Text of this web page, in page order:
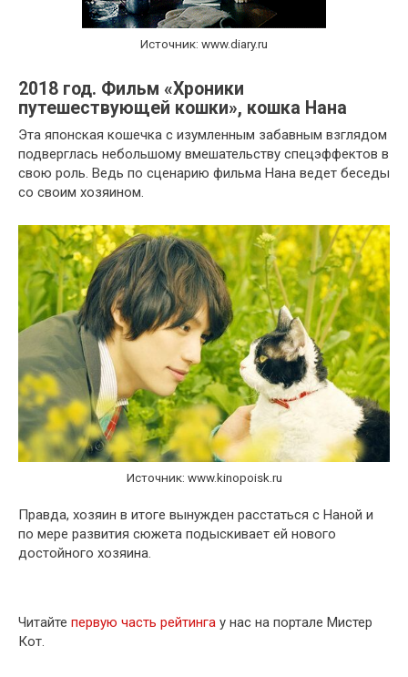
Источник: www.diary.ru
2018 год. Фильм «Хроники
путешествующей кошки», кошка Нана
Эта японская кошечка с изумленным забавным взглядом
подверглась небольшому вмешательству спецэффектов в
свою роль. Ведь по сценарию фильма Нана ведет беседы
со своим хозяином.
Источник: www.kinopoisk.ru
Правда, хозяин в итоге вынужден расстаться с Наной и
по мере развития сюжета подыскивает ей нового
достойного хозяина.
Читайте первую часть рейтинга у нас на портале Мистер
Кот.